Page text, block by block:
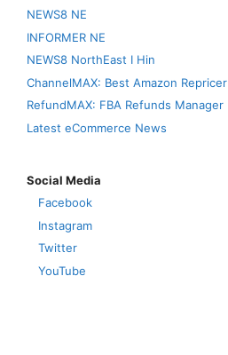
NEWS8 NE
INFORMER NE
NEWS8 NorthEast I Hin
ChannelMAX: Best Amazon Repricer
RefundMAX: FBA Refunds Manager
Latest eCommerce News
Social Media
Facebook
Instagram
Twitter
YouTube